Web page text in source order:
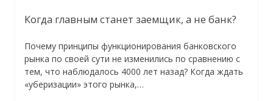
Когда главным станет заемщик, а не банк?
Почему принципы функционирования банковского
рынка по своей сути не изменились по сравнению с
тем, что наблюдалось 4000 лет назад? Когда ждать
«уберизации» этого рынка,…